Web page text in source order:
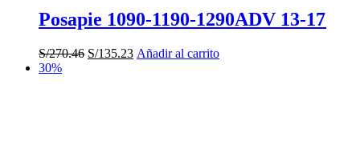
Posapie 1090-1190-1290ADV 13-17
S/270.46 El
S/135.23ElAñadir al carrito
30%